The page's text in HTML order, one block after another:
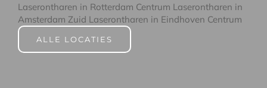
Laserontharen in Rotterdam Centrum Laserontharen in
Amsterdam Zuid Laserontharen in Eindhoven Centrum
ALLE LOCATIES